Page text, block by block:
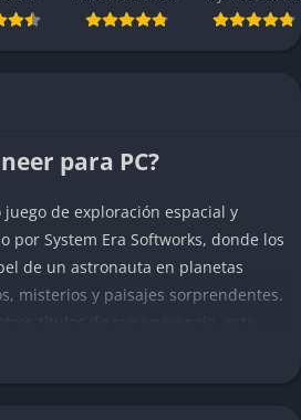
para PC?
de exploración espacial y
por System Era Softworks, donde los
de un astronauta en planetas
misterios y paisajes sorprendentes.
títulos de supervivencia, este
relajada y creativa, donde la